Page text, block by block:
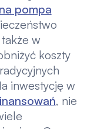
pompa
w
koszty
inwestycję w
, nie